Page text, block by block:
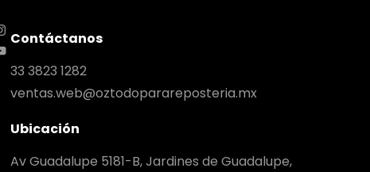
Contáctanos
33 3823 1282
ventas.web@oztodoparareposteria.mx
Ubicación
Av Guadalupe 5181-B, Jardines de Guadalupe,